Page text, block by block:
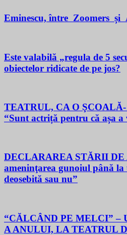
Eminescu, între Zoomers și
Este valabilă „regula de 5
obiectelor ridicate de pe jos?
TEATRUL, CA O
“Sunt actriță pentru că așa
DECLARAREA STĂRII
ameninţarea gunoiul până
deosebită sau nu”
“CĂLCÂND PE MELCI” –
A ANULUI, LA TEATRUL